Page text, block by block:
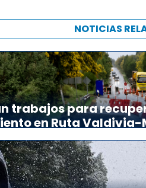
NOTICIAS
trabajos para
en Ruta